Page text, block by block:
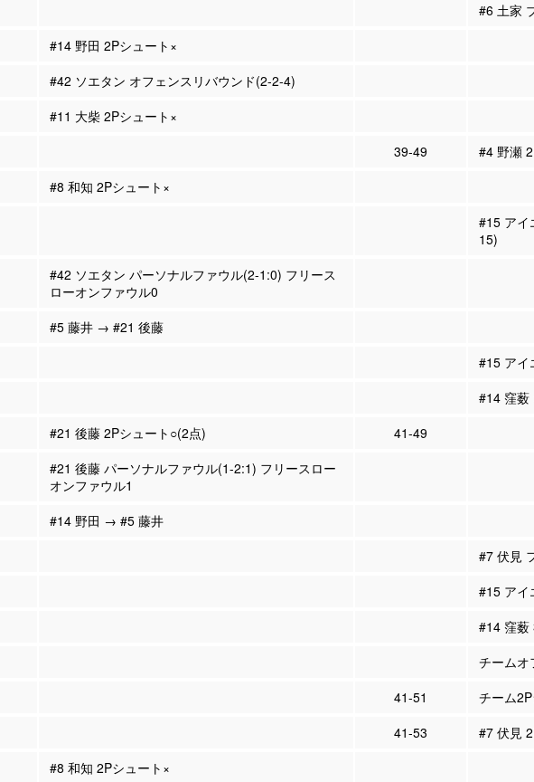
#6 土家
#14 野田 2Pシュート×
#42 ソエタン オフェンスリバウンド(2-2-4)
#11 大柴 2Pシュート×
39-49
#4 野瀬
#8 和知 2Pシュート×
#15 アイ
15)
#42 ソエタン パーソナルファウル(2-1:0) フリース
ローオンファウル0
#5 藤井 → #21 後藤
#15 アイ
#14 窪薮
#21 後藤 2Pシュート○(2点) 41-49
#21 後藤 パーソナルファウル(1-2:1) フリースロー
オンファウル1
#14 野田 → #5 藤井
#7 伏見
#15 アイ
#14 窪薮
チームオ
41-51
チーム
41-53
#7 伏見
#8 和知 2Pシュート×